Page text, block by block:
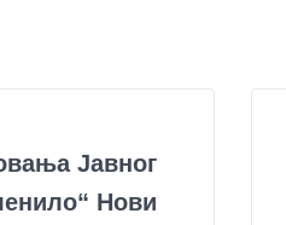
Јавног
Нови